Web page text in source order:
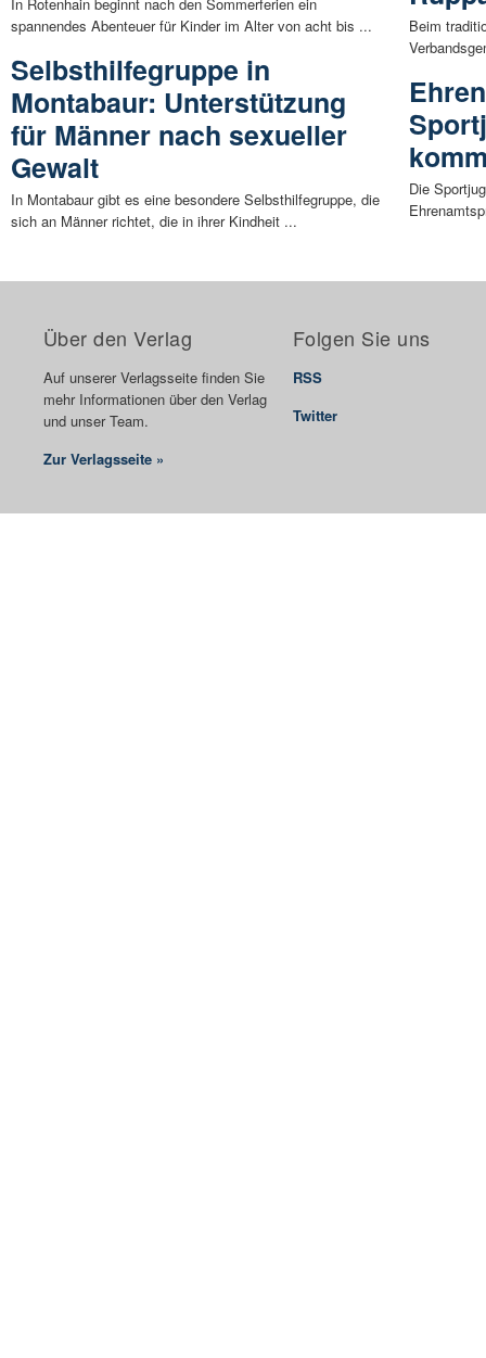
In Rotenhain beginnt nach den Sommerferien ein
spannendes Abenteuer für Kinder im Alter von acht bis ...
Selbsthilfegruppe in
Montabaur: Unterstützung
für Männer nach sexueller
Gewalt
In Montabaur gibt es eine besondere Selbsthilfegruppe, die
sich an Männer richtet, die in ihrer Kindheit ...
Beim
Die
Über den Verlag
Auf unserer Verlagsseite finden Sie
mehr Informationen über den Verlag
und unser Team.
Zur Verlagsseite »
Folgen Sie uns
RSS
Twitter